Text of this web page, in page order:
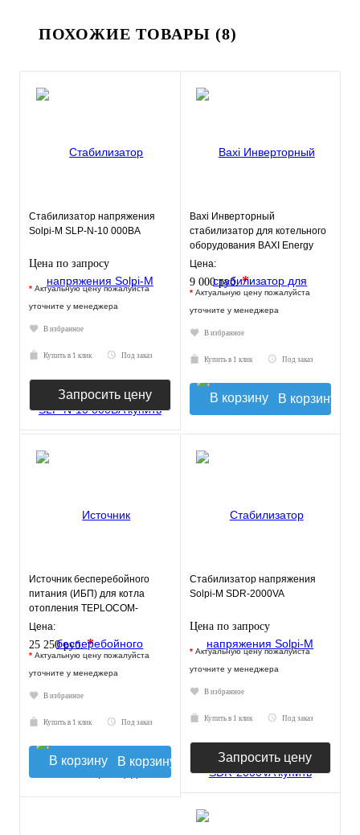
ПОХОЖИЕ ТОВАРЫ (8)
Стабилизатор напряжения
Solpi-M SLP-N-10 000BA
Цена по запросу
* Актуальную цену пожалуйста
уточните у менеджера
В избранное
Купить в 1 клик Под заказ
Запросить цену
Baxi Инверторный
стабилизатор для котельного
оборудования BAXI Energy
550
Цена:
9 000 руб.*
* Актуальную цену пожалуйста
уточните у менеджера
В избранное
Купить в 1 клик Под заказ
В корзину
Источник бесперебойного
питания (ИБП) для котла
отопления TEPLOCOM-
250+40 (250ВА с АКБ 40а/ч)
Цена:
25 250 руб.*
* Актуальную цену пожалуйста
уточните у менеджера
В избранное
Купить в 1 клик Под заказ
В корзину
Стабилизатор напряжения
Solpi-M SDR-2000VA
Цена по запросу
* Актуальную цену пожалуйста
уточните у менеджера
В избранное
Купить в 1 клик Под заказ
Запросить цену